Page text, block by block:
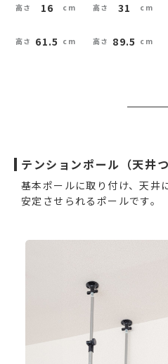
16 31
61.5 89.5
テンションポール（天井
基本ポールに取り付け、天井
安定させられるポールです。